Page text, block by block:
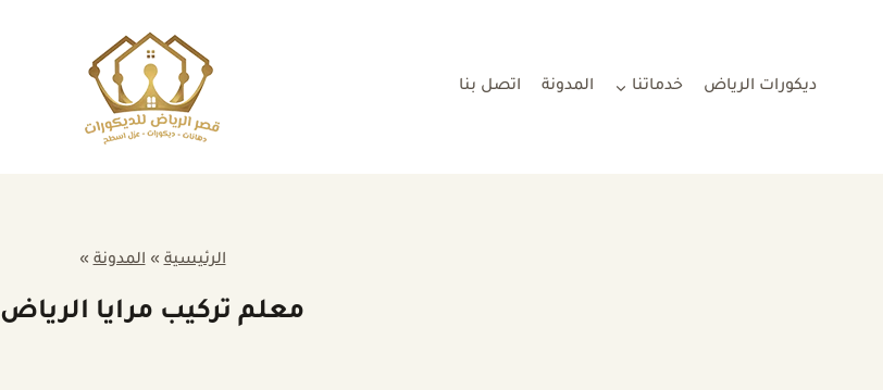
ديكورات الرياض خدماتنا المدونة اتصل بنا
الرئيسية»المدونة»
معلم تركيب مرايا الرياض